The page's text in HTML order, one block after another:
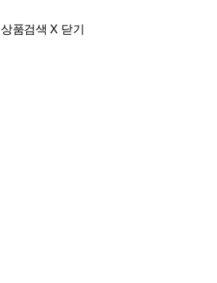
상품검색 X 닫기